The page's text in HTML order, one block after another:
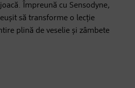
Împreună cu Sensodyne,
să transforme o lecție
plină de veselie și zâmbete